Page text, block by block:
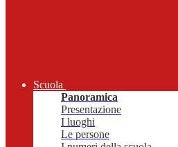
Scuola
Panoramica
Presentazione
I luoghi
Le persone